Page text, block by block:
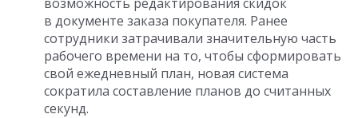
в документе заказа покупателя. Ранее
сотрудники затрачивали значительную часть
рабочего времени на то, чтобы сформировать
свой ежедневный план, новая система
сократила составление планов до считанных
секунд.